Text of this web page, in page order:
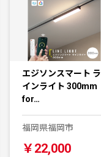
エジソンスマート ラ
インライト 300mm
for…
福岡県福岡市
￥22,000